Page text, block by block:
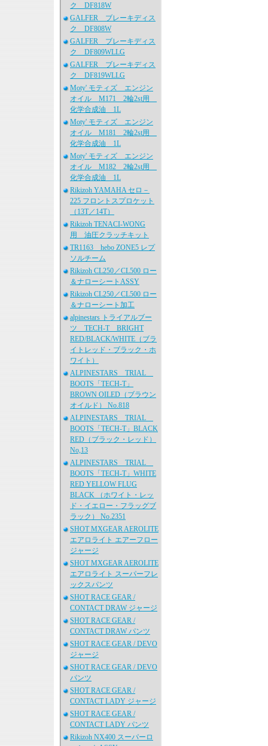
ク DF818W
GALFER ブレーキディス
ク DF808W
GALFER ブレーキディス
ク DF809WLLG
GALFER ブレーキディス
ク DF819WLLG
Moty' モティズ エンジン
オイル M171 2輪2st用
化学合成油 1L
Moty' モティズ エンジン
オイル M181 2輪2st用
化学合成油 1L
Moty' モティズ エンジン
オイル M182 2輪2st用
化学合成油 1L
Rikizoh YAMAHA セロ－
225 フロントスプロケット
（13T／14T）
Rikizoh TENACI-WONG
用 油圧クラッチキット
TR1163 hebo ZONE5 レプ
ソルチーム
Rikizoh CL250／CL500 ロー
＆ナローシートASSY
Rikizoh CL250／CL500 ロー
＆ナローシート加工
alpinestars トライアルブー
ツ TECH-T BRIGHT
RED/BLACK/WHITE（ブラ
イトレッド・ブラック・ホ
ワイト）
ALPINESTARS TRIAL
BOOTS「TECH-T」
BROWN OILED（ブラウン
オイルド） No.818
ALPINESTARS TRIAL
BOOTS「TECH-T」BLACK
RED（ブラック・レッド）
No,13
ALPINESTARS TRIAL
BOOTS「TECH-T」WHITE
RED YELLOW FLUG
BLACK （ホワイト・レッ
ド・イエロー・フラッグブ
ラック） No.2351
SHOT MXGEAR AEROLITE
エアロライト エアーフロー
ジャージ
SHOT MXGEAR AEROLITE
エアロライト スーパーフレ
ックスパンツ
SHOT RACE GEAR /
CONTACT DRAW ジャージ
SHOT RACE GEAR /
CONTACT DRAW パンツ
SHOT RACE GEAR / DEVO
ジャージ
SHOT RACE GEAR / DEVO
パンツ
SHOT RACE GEAR /
CONTACT LADY ジャージ
SHOT RACE GEAR /
CONTACT LADY パンツ
Rikizoh NX400 スーパーロ